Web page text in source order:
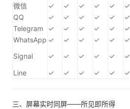
微信 ✓ ✓ ✓ ✓ ✓ ✓
QQ
✓ ✓ ✓ ✓ ✓ ✓
Telegram
✓ ✓ ✓ ✓ ✓ ✓
WhatsApp ✓ ✓ ✓ ✓ ✓ ✓
Signal
✓ ✓ ✓ ✓ ✓ ✓
Line
✓ ✓ ✓ ✓ ✓ ✓
三、屏幕实时同屏——所见即所得